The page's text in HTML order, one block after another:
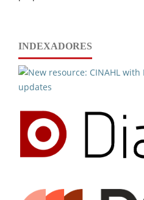
INDEXADORES